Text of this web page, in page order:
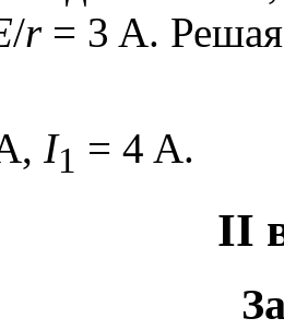
/r= 3 A. Решая
I1 = 4 A.
II